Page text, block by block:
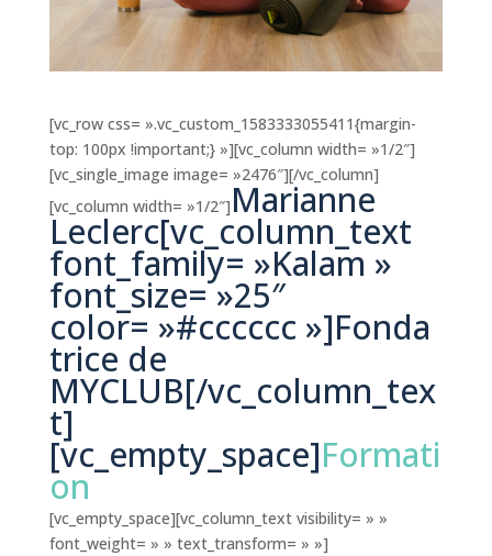
[vc_row css= ».vc_custom_1583333055411{margin-
top: 100px !important;} »][vc_column width= »1/2″]
[vc_single_image image= »2476″][/vc_column]
[vc_column width= »1/2″] Marianne
Leclerc[vc_column_text
font_family= »Kalam »
font_size= »25″
color= »#cccccc »]Fonda
trice de
MYCLUB[/vc_column_tex
t]
[vc_empty_space]Formati
on
[vc_empty_space][vc_column_text visibility= » »
font_weight= » » text_transform= » »]